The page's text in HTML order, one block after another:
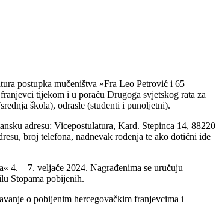
postupka mučeništva »Fra Leo Petrović i 65
tijekom i u poraću Drugoga svjetskog rata za
škola), odrasle (studenti i punoljetni).
adresu: Vicepostulatura, Kard. Stepinca 14, 88220
broj telefona, nadnevak rođenja te ako dotični ide
4. – 7. veljače 2024. Nagrađenima se uručuju
Stopama pobijenih.
o pobijenim hercegovačkim franjevcima i